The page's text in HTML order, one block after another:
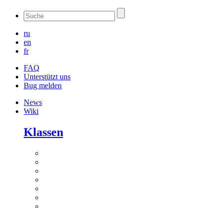
ru
en
fr
FAQ
Unterstützt uns
Bug melden
News
Wiki
Klassen